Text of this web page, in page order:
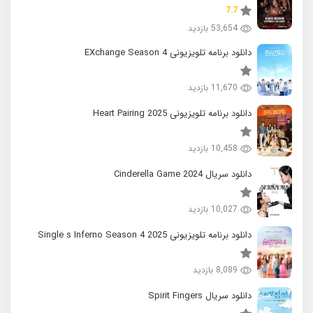
7.7
53,654 بازدید
دانلود برنامه تلویزیونی EXchange Season 4
11,670 بازدید
دانلود برنامه تلویزیونی 2025 Heart Pairing
10,458 بازدید
دانلود سریال 2024 Cinderella Game
10,027 بازدید
دانلود برنامه تلویزیونی 2025 Single s Inferno Season 4
8,089 بازدید
دانلود سریال Spirit Fingers